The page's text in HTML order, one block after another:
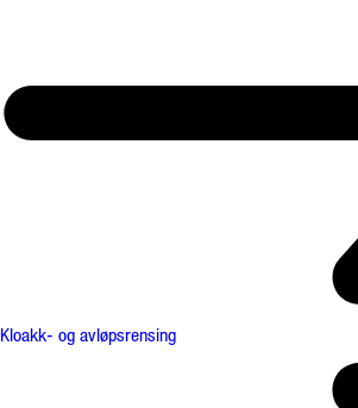
Kloakk- og avløpsrensing